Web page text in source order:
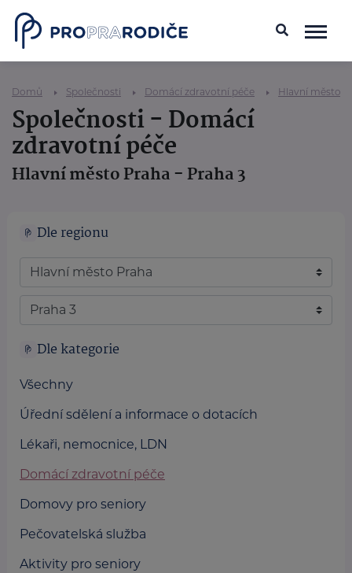
Domů Společnosti Domácí zdravotní péče Hlavní město
Společnosti - Domácí
zdravotní péče
Hlavní město Praha - Praha 3
Dle regionu
Dle kategorie
Všechny
Úřední sdělení a informace o dotacích
Lékaři, nemocnice, LDN
Domácí zdravotní péče
Domovy pro seniory
Pečovatelská služba
Aktivity pro seniory